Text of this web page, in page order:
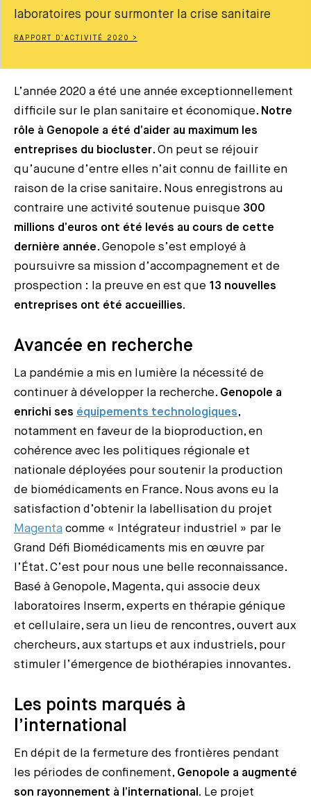
laboratoires pour surmonter la crise sanitaire
RAPPORT D'ACTIVITÉ 2020 >
L’année 2020 a été une année exceptionnellement
difficile sur le plan sanitaire et économique. Notre
rôle à Genopole a été d’aider au maximum les
entreprises du biocluster. On peut se réjouir
qu’aucune d’entre elles n’ait connu de faillite en
raison de la crise sanitaire. Nous enregistrons au
contraire une activité soutenue puisque 300
millions d’euros ont été levés au cours de cette
dernière année. Genopole s’est employé à
poursuivre sa mission d’accompagnement et de
prospection : la preuve en est que 13 nouvelles
entreprises ont été accueillies.
Avancée en recherche
La pandémie a mis en lumière la nécessité de
continuer à développer la recherche. Genopole a
enrichi ses équipements technologiques,
notamment en faveur de la bioproduction, en
cohérence avec les politiques régionale et
nationale déployées pour soutenir la production
de biomédicaments en France. Nous avons eu la
satisfaction d’obtenir la labellisation du projet
Magenta comme « Intégrateur industriel » par le
Grand Défi Biomédicaments mis en œuvre par
l’État. C’est pour nous une belle reconnaissance.
Basé à Genopole, Magenta, qui associe deux
laboratoires Inserm, experts en thérapie génique
et cellulaire, sera un lieu de rencontres, ouvert aux
chercheurs, aux startups et aux industriels, pour
stimuler l’émergence de biothérapies innovantes.
Les points marqués à
l’international
En dépit de la fermeture des frontières pendant
les périodes de confinement, Genopole a augmenté
son rayonnement à l’international. Le projet